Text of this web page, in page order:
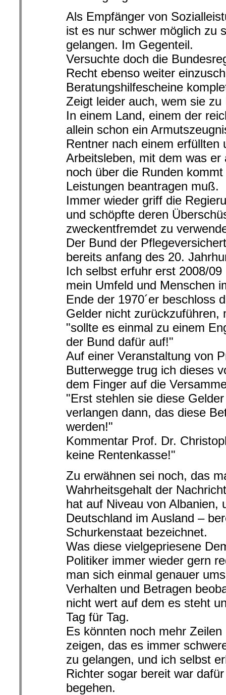
Als Empfänger von
ist es nur schwer möglich zu
gelangen. Im Gegenteil.
Versuchte doch die
Recht ebenso weiter
Beratungshilfescheine
Zeigt leider auch, wem sie zu
In einem Land, einem der
allein schon ein
Rentner nach einem erfüllten
Arbeitsleben, mit dem was
noch über die Runden
Leistungen beantragen muß.
Immer wieder griff die
und schöpfte deren
zweckentfremdet zu
Der Bund der
bereits anfang des 20.
Ich selbst erfuhr erst 2008/
mein Umfeld und Menschen
Ende der 1970´er beschloss
Gelder nicht zurückzuführen,
"sollte es einmal zu einem
der Bund dafür auf!"
Auf einer Veranstaltung von
Butterwegge trug ich dieses
dem Finger auf die
"Erst stehlen sie diese
verlangen dann, das diese
werden!"
Kommentar Prof. Dr.
keine Rentenkasse!"
Zu erwähnen sei noch, das
Wahrheitsgehalt der
hat auf Niveau von Albanien,
Deutschland im Ausland –
Schurkenstaat bezeichnet.
Was diese vielgepriesene
Politiker immer wieder gern
man sich einmal genauer
Verhalten und Betragen
nicht wert auf dem es steht
Tag für Tag.
Es könnten noch mehr
zeigen, das es immer
zu gelangen, und ich selbst
Richter sogar bereit war
begehen.